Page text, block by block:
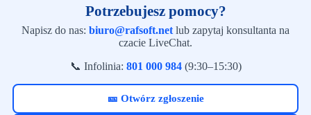
Potrzebujesz pomocy?
Napisz do nas: biuro@rafsoft.net lub zapytaj konsultanta na
czacie LiveChat.
📞 Infolinia: 801 000 984(9:30–15:30)
🎫 Otwórz zgłoszenie